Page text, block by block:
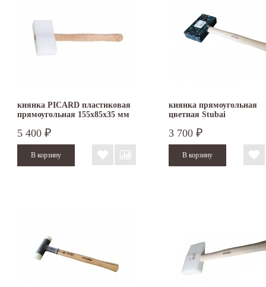
киянка PICARD пластиковая
прямоугольная 155х85х35 мм
5 400 ₽
киянка прямоугольная
цветная Stubai
3 700 ₽